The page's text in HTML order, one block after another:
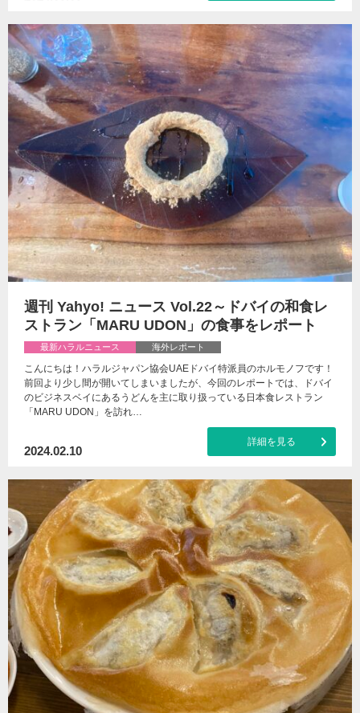
週刊 Yahyo! ニュース Vol.22～ドバイの和食レ
ストラン「MARU UDON」の食事をレポート
最新ハラルニュース 海外レポート
こんにちは！ハラルジャパン協会UAEドバイ特派員のホルモノフです！
前回より少し間が開いてしまいましたが、今回のレポートでは、ドバイ
のビジネスベイにあるうどんを主に取り扱っている日本食レストラン
「MARU UDON」を訪れ…
2024.02.10
詳細を見る